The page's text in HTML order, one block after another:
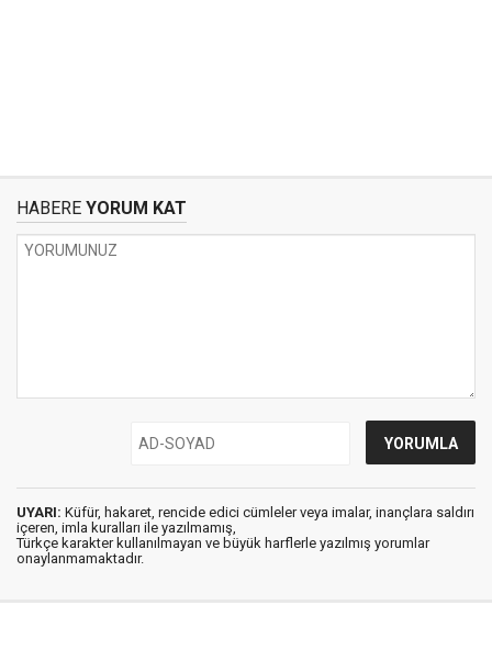
HABERE YORUM KAT
UYARI: Küfür, hakaret, rencide edici cümleler veya imalar, inançlara saldırı
içeren, imla kuralları ile yazılmamış,
Türkçe karakter kullanılmayan ve büyük harflerle yazılmış yorumlar
onaylanmamaktadır.